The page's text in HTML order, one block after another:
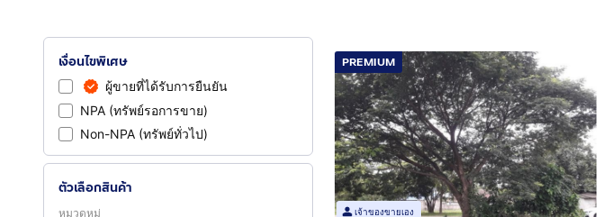
เงื่อนไขพิเศษ
ผู้ขายที่ได้รับการยืนยัน
NPA (ทรัพย์รอการขาย)
Non-NPA (ทรัพย์ทั่วไป)
ตัวเลือกสินค้า
หมวดหมู่
PREMIUM
เจ้าของขายเอง